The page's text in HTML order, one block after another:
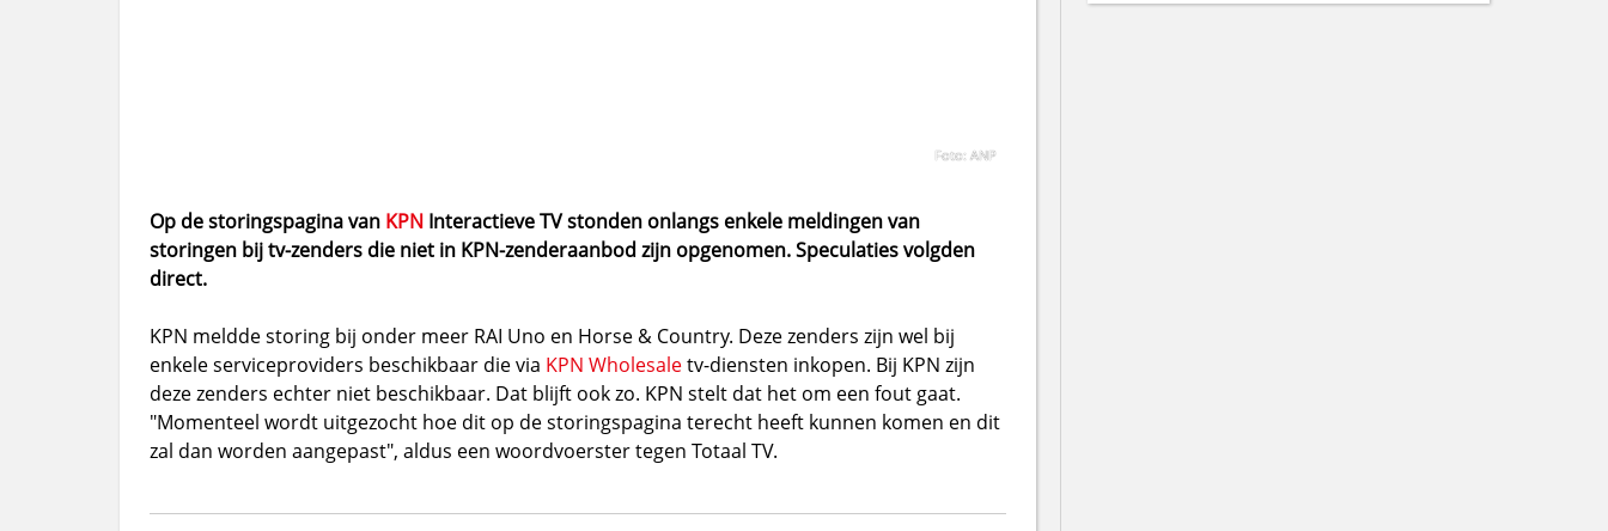
Foto: ANP
Op de storingspagina van KPNInteractieve TV stonden onlangs enkele meldingen van
storingen bij tv-zenders die niet in KPN-zenderaanbod zijn opgenomen.Speculaties volgden
direct.
KPN meldde storing bij onder meer RAI Uno en Horse & Country. Deze zenders zijn wel bij
enkele serviceproviders beschikbaar die via KPN Wholesaletv-diensten inkopen. Bij KPN zijn
deze zenders echter niet beschikbaar. Dat blijft ook zo. KPN stelt dat het om een fout gaat.
"Momenteel wordt uitgezocht hoe dit op de storingspagina terecht heeft kunnen komen en dit
zal dan worden aangepast", aldus een woordvoerster tegen Totaal TV.